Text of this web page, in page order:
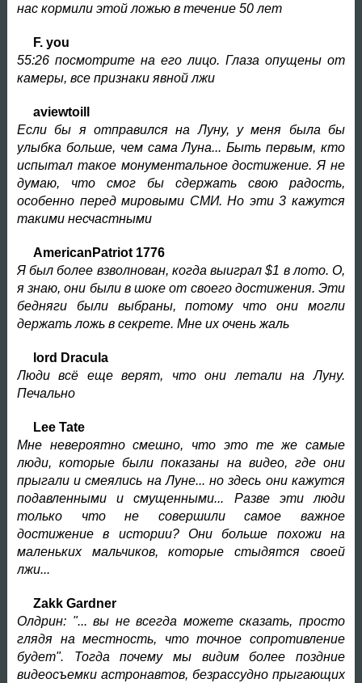
нас кормили этой ложью в течение 50 лет
F. you
55:26 посмотрите на его лицо. Глаза опущены от
камеры, все признаки явной лжи
aviewtoill
Если бы я отправился на Луну, у меня была бы
улыбка больше, чем сама Луна... Быть первым, кто
испытал такое монументальное достижение. Я не
думаю, что смог бы сдержать свою радость,
особенно перед мировыми СМИ. Но эти 3 кажутся
такими несчастными
AmericanPatriot 1776
Я был более взволнован, когда выиграл $1 в лото. О,
я знаю, они были в шоке от своего достижения. Эти
бедняги были выбраны, потому что они могли
держать ложь в секрете. Мне их очень жаль
lord Dracula
Люди всё еще верят, что они летали на Луну.
Печально
Lee Tate
Мне невероятно смешно, что это те же самые
люди, которые были показаны на видео, где они
прыгали и смеялись на Луне... но здесь они кажутся
подавленными и смущенными... Разве эти люди
только что не совершили самое важное
достижение в истории? Они больше похожи на
маленьких мальчиков, которые стыдятся своей
лжи...
Zakk Gardner
Олдрин: "... вы не всегда можете сказать, просто
глядя на местность, что точное сопротивление
будет". Тогда почему мы видим более поздние
видеосъемки астронавтов, безрассудно прыгающих